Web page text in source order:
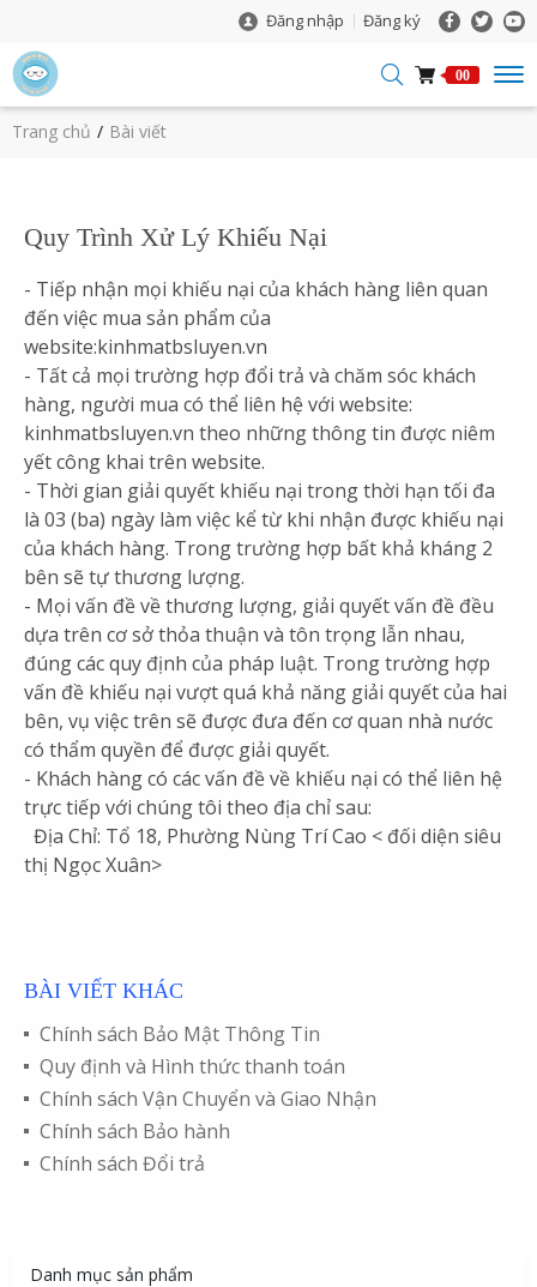
Đăng nhập Đăng ký
00
Trang chủ Bài viết
Quy Trình Xử Lý Khiếu Nại
- Tiếp nhận mọi khiếu nại của khách hàng liên quan
đến việc mua sản phẩm của
website:kinhmatbsluyen.vn
- Tất cả mọi trường hợp đổi trả và chăm sóc khách
hàng, người mua có thể liên hệ với website:
kinhmatbsluyen.vn theo những thông tin được niêm
yết công khai trên website.
- Thời gian giải quyết khiếu nại trong thời hạn tối đa
là 03 (ba) ngày làm việc kể từ khi nhận được khiếu nại
của khách hàng. Trong trường hợp bất khả kháng 2
bên sẽ tự thương lượng.
- Mọi vấn đề về thương lượng, giải quyết vấn đề đều
dựa trên cơ sở thỏa thuận và tôn trọng lẫn nhau,
đúng các quy định của pháp luật. Trong trường hợp
vấn đề khiếu nại vượt quá khả năng giải quyết của hai
bên, vụ việc trên sẽ được đưa đến cơ quan nhà nước
có thẩm quyền để được giải quyết.
- Khách hàng có các vấn đề về khiếu nại có thể liên hệ
trực tiếp với chúng tôi theo địa chỉ sau:
Địa Chỉ: Tổ 18, Phường Nùng Trí Cao < đối diện siêu
thị Ngọc Xuân>
BÀI VIẾT KHÁC
Chính sách Bảo Mật Thông Tin
Quy định và Hình thức thanh toán
Chính sách Vận Chuyển và Giao Nhận
Chính sách Bảo hành
Chính sách Đổi trả
Danh mục sản phẩm